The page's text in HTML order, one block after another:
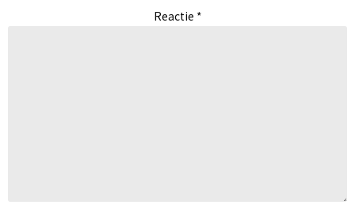
Reactie *